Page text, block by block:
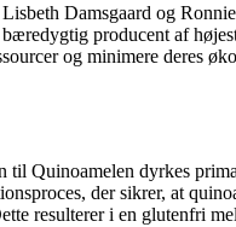
Damsgaard og
producent af
og minimere deres
til Quinoamelen dyrkes
der sikrer, at
resulterer i en glutenfri